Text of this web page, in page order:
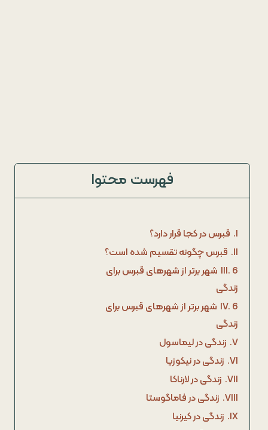
فهرست محتوا
I. قبرس در کجا قرار دارد؟
II. قبرس چگونه تقسیم شده است؟
III. 6 شهر برتر از شهرهای قبرس برای
زندگی
IV. 6 شهر برتر از شهرهای قبرس برای
زندگی
V. زندگی در لیماسول
VI. زندگی در نیکوزیا
VII. زندگی در لارناکا
VIII. زندگی در فاماگوستا
IX. زندگی در کیرنیا